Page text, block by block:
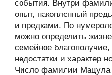
события. Внутри
опыт, накопленный
и предками. По
можно определить
семейное благополучие,
недостатки и характер
Число фамилии Мацула